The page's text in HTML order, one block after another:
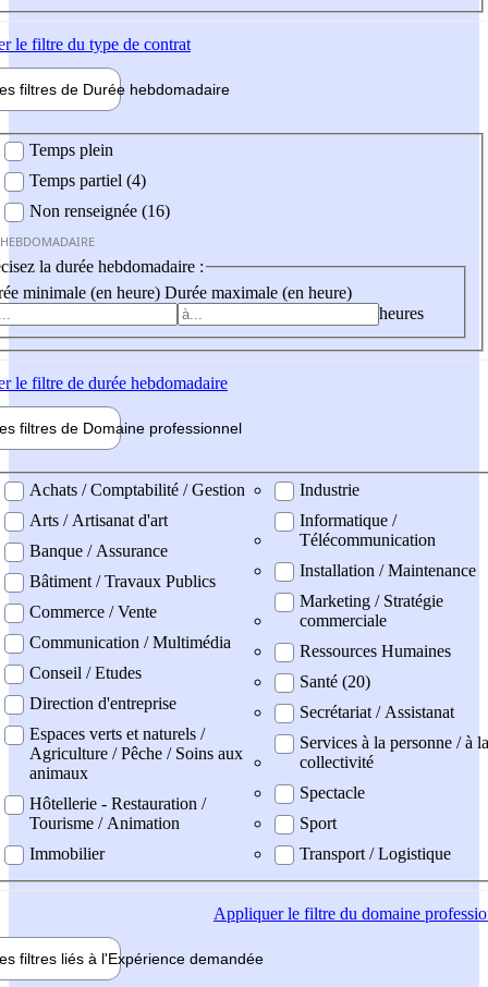
le filtre du type de contrat
filtres de Durée hebdomadaire
Temps plein
Temps partiel (4)
Non renseignée (16)
la durée hebdomadaire :
minimale (en heure) Durée maximale (en heure)
heures
le filtre de durée hebdomadaire
filtres de Domaine professionnel
professionel
Achats / Comptabilité / Gestion
Arts / Artisanat d'art
Banque / Assurance
Bâtiment / Travaux Publics
Commerce / Vente
Communication / Multimédia
Conseil / Etudes
Direction d'entreprise
Espaces verts et naturels /
Agriculture / Pêche / Soins aux
animaux
Hôtellerie - Restauration /
Tourisme / Animation
Immobilier
Industrie
Informatique /
Télécommunication
Installation / Maintenance
Marketing / Stratégie
commerciale
Ressources Humaines
Santé (20)
Secrétariat / Assistanat
Services à la personne / à la
collectivité
Spectacle
Sport
Transport / Logistique
Appliquerle filtre du domaine
filtres liés à l'Expérience demandée